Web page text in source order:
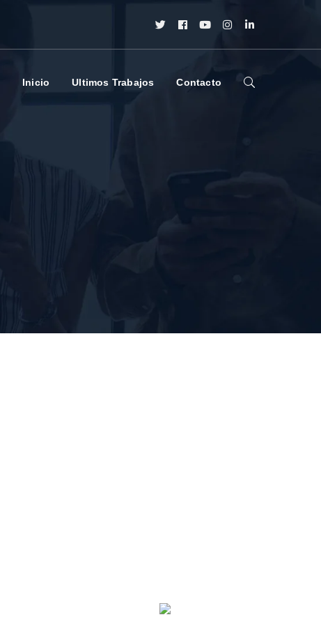
TwitterFacebook
YoutubeInstagramLinkedIn
Inicio Ultimos Trabajos Contacto